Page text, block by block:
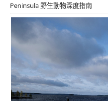
Peninsula 野生動物深度指南